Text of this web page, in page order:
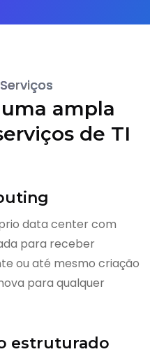
ampla
de TI
data center com
para receber
ou até mesmo criação
para qualquer
estruturado